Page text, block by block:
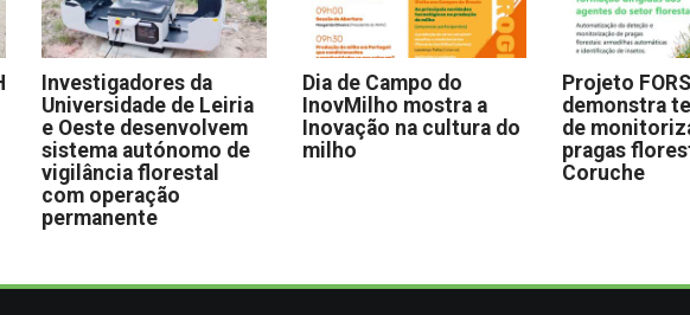
Investigadores da
Universidade de Leiria
e Oeste desenvolvem
sistema autónomo de
vigilância florestal
com operação
permanente
Dia de Campo do
InovMilho mostra a
Inovação na cultura do
milho
Projeto
demonstra
de
pragas
Coruche